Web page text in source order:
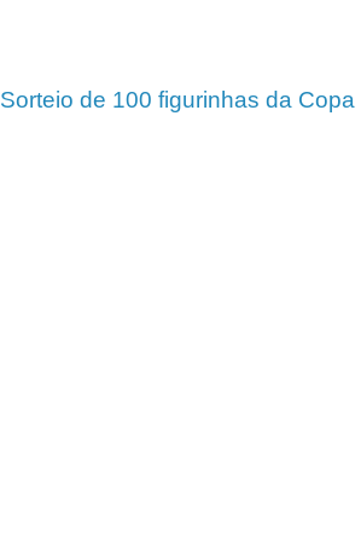
Sorteio de 100 figurinhas da